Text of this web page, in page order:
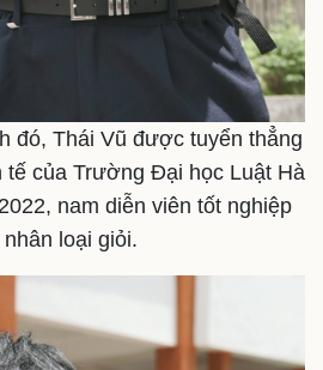
đó, Thái Vũ được tuyển thẳng
tế của Trường Đại học Luật Hà
nam diễn viên tốt nghiệp
loại giỏi.